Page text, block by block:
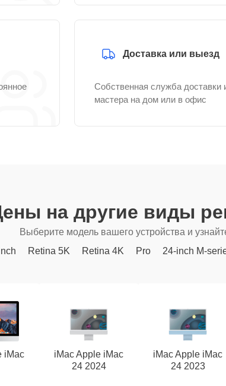
Доставка или выезд
Собственная служба доставки
мастера на дом или в офис
на другие виды
Выберите модель вашего устройства и
Retina 5K Retina 4K Pro 24-inch M-
iMac
iMac Apple iMac
24 2024
iMac Apple iMac
24 2023